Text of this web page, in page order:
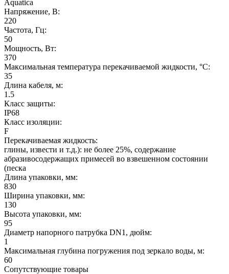
Aquatica
Напряжение, В:
220
Частота, Гц:
50
Мощность, Вт:
370
Максимальная температура перекачиваемой жидкости, °C:
35
Длина кабеля, м:
1.5
Класс защиты:
IP68
Класс изоляции:
F
Перекачиваемая жидкость:
глины, извести и т.д.): не более 25%, содержание
абразивосодержащих примесей во взвешенном состоянии
(песка
Длина упаковки, мм:
830
Ширина упаковки, мм:
130
Высота упаковки, мм:
95
Диаметр напорного патрубка DN1, дюйм:
1
Максимальная глубина погружения под зеркало воды, м:
60
Сопутствующие товары